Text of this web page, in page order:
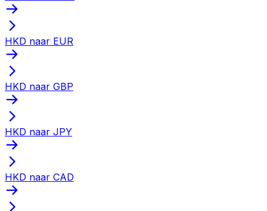
HKD naar EUR
HKD naar GBP
HKD naar JPY
HKD naar CAD